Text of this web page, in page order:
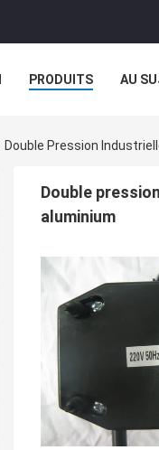
PRODUITS AU
Double Pression
Double
aluminium